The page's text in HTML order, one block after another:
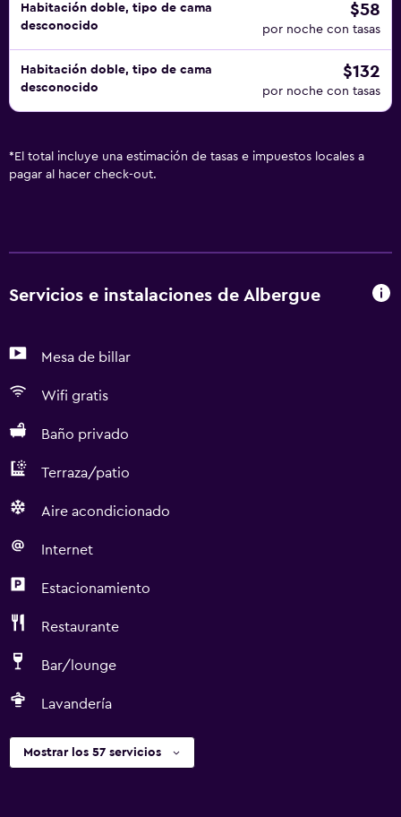
Habitación doble, tipo de cama
desconocido
$58
por noche con tasas
Habitación doble, tipo de cama
desconocido
$132
por noche con tasas
* El total incluye una estimación de tasas e impuestos locales a
pagar al hacer check-out.
Servicios e instalaciones de Albergue
Mesa de billar
Wifi gratis
Baño privado
Terraza/patio
Aire acondicionado
Internet
Estacionamiento
Restaurante
Bar/lounge
Lavandería
Mostrar los 57 servicios